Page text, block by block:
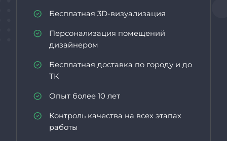
Бесплатная 3D-визуализация
Персонализация помещений
дизайнером
Бесплатная доставка по городу и до
ТК
Опыт более 10 лет
Контроль качества на всех этапах
работы